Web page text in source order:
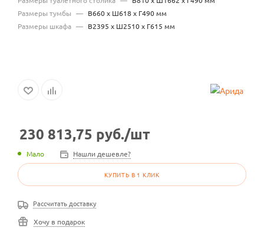
Размеры тумбы — В660 x Ш618 x Г490 мм
Размеры шкафа — В2395 x Ш2510 x Г615 мм
230 813,75 руб./шт
Мало Нашли дешевле?
КУПИТЬ В 1 КЛИК
Рассчитать доставку
Хочу в подарок